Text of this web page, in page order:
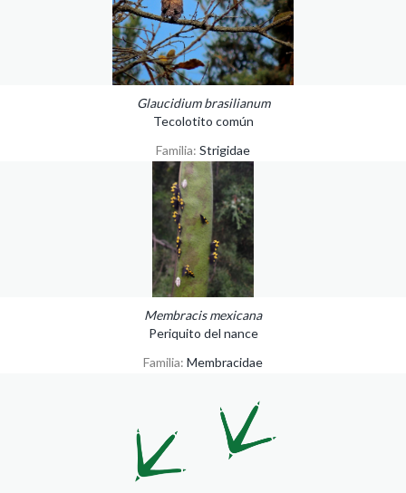
Glaucidium brasilianum
Tecolotito común
Familia: Strigidae
Membracis mexicana
Periquito del nance
Familia: Membracidae